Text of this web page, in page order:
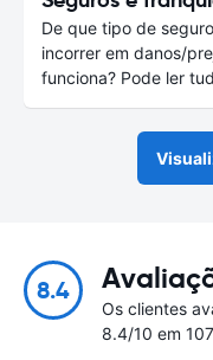
De que tipo de
incorrer em danos/
funciona? Pode ler
8.4
Os clientes
8.4/10 em